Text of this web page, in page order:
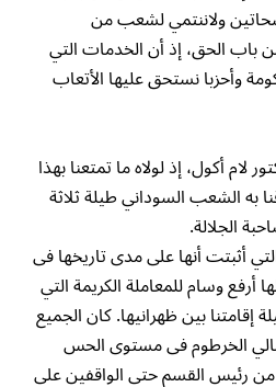
ولاننتمي لشعب من
باب الحق، إذ أن الخدمات التي
وأحزبا نستحق عليها الأتعاب
لام أكول، إذ لولاه ما تمتعنا بهذا
به الشعب السوداني طيلة ثلاثة
الجلالة.
أثبتت أنها على مدى تاريخها فى
وسام للمعاملة الكريمة التي
إقامتنا بين ظهرانيها. كان الجميع
الخرطوم فى مستوى الحس
من رئيس القسم حتى الواقفين على